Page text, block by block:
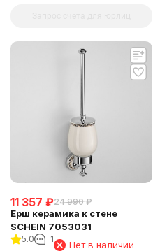
11 357 ₽24 990 ₽
Ерш керамика к стене
SCHEIN 7053031
5.0 1
Нет в наличии